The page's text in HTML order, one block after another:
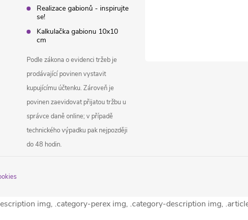
Realizace gabionů - inspirujte
se!
Kalkulačka gabionu 10x10
cm
Podle zákona o evidenci tržeb je
prodávající povinen vystavit
kupujícímu účtenku. Zároveň je
povinen zaevidovat přijatou tržbu u
správce daně online; v případě
technického výpadku pak nejpozději
do 48 hodin.
img, .category-perex img, .category-description img,